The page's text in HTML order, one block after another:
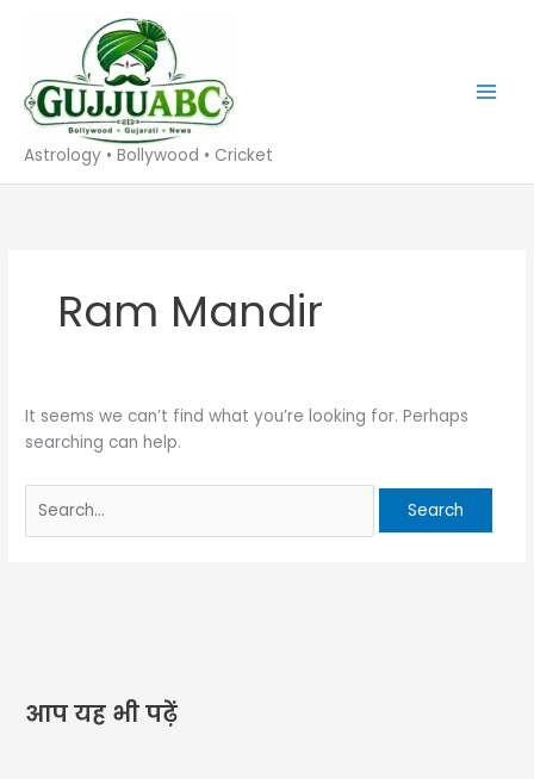
Astrology • Bollywood • Cricket
Ram Mandir
It seems we can’t find what you’re looking for. Perhaps
searching can help.
for:
आप यह भी पढ़ें